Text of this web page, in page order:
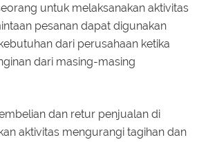
untuk melaksanakan aktivitas
pesanan dapat digunakan
dari perusahaan ketika
dari masing-masing
dan retur penjualan di
aktivitas mengurangi tagihan dan